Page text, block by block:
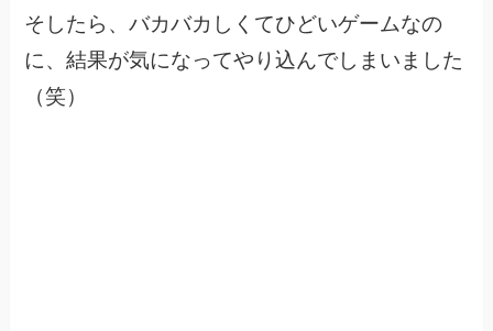
そしたら、バカバカしくてひどいゲームなの
に、結果が気になってやり込んでしまいました
（笑）